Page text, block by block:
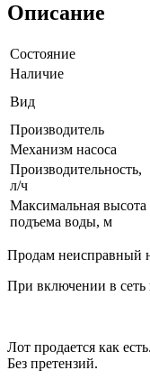
Описание
Состояние
Наличие
Вид
Производитель
Механизм насоса
Производительность,
л/ч
Максимальная высота
подъема воды, м
Продам неисправный
При включении в сеть
Лот продается как
Без претензий.